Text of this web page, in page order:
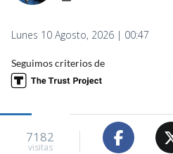
Lunes 10 Agosto, 2026 | 00:47
Seguimos criterios de
7182
visitas